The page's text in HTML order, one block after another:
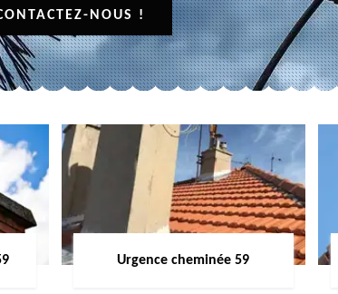
NOUS !
Urgence cheminée 59